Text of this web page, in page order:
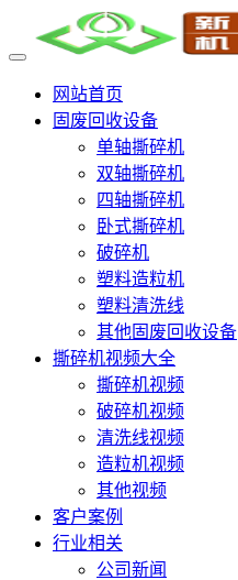
网站首页
固废回收设备
单轴撕碎机
双轴撕碎机
四轴撕碎机
卧式撕碎机
破碎机
塑料造粒机
塑料清洗线
其他固废回收设备
撕碎机视频大全
撕碎机视频
破碎机视频
清洗线视频
造粒机视频
其他视频
客户案例
行业相关
公司新闻